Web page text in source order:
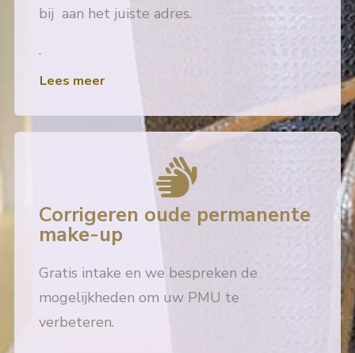
bij aan het juiste adres.
.
Lees meer
Corrigeren oude permanente
make-up
Gratis intake en we bespreken de
mogelijkheden om uw PMU te
verbeteren.